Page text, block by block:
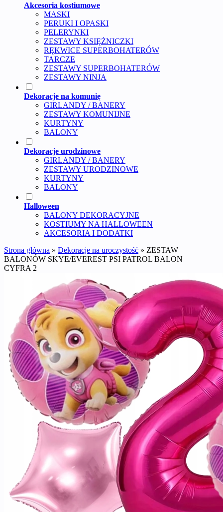
Akcesoria kostiumowe
MASKI
PERUKI I OPASKI
PELERYNKI
ZESTAWY KSIĘŻNICZKI
RĘKWICE SUPERBOHATERÓW
TARCZE
ZESTAWY SUPERBOHATERÓW
ZESTAWY NINJA
Dekoracje na komunię
GIRLANDY / BANERY
ZESTAWY KOMUNIJNE
KURTYNY
BALONY
Dekoracje urodzinowe
GIRLANDY / BANERY
ZESTAWY URODZINOWE
KURTYNY
BALONY
Halloween
BALONY DEKORACYJNE
KOSTIUMY NA HALLOWEEN
AKCESORIA I DODATKI
Strona główna » Dekoracje na uroczystość » ZESTAW
BALONÓW SKYE/EVEREST PSI PATROL BALON
CYFRA 2